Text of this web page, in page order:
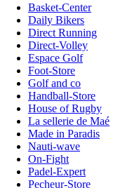
Basket-Center
Daily Bikers
Direct Running
Direct-Volley
Espace Golf
Foot-Store
Golf and co
Handball-Store
House of Rugby
La sellerie de Maé
Made in Paradis
Nauti-wave
On-Fight
Padel-Expert
Pecheur-Store